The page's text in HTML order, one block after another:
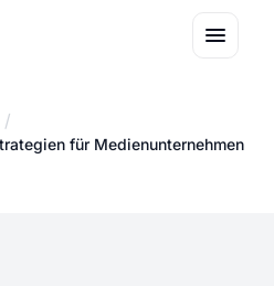
/
für Medienunternehmen